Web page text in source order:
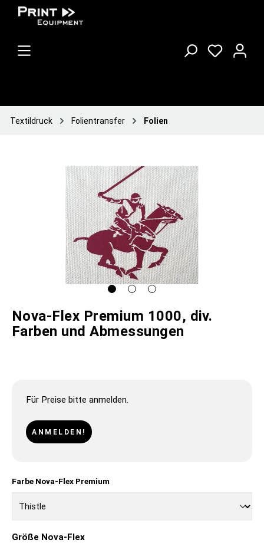
Textildruck Folientransfer Folien
Nova-Flex Premium 1000, div.
Farben und Abmessungen
Für Preise bitte anmelden.
ANMELDEN!
Farbe Nova-Flex Premium
Größe Nova-Flex